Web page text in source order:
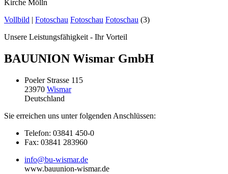
Kirche Mölln
Vollbild | Fotoschau Fotoschau Fotoschau (3)
Unsere Leistungsfähigkeit - Ihr Vorteil
BAUUNION Wismar GmbH
Poeler Strasse 115
23970 Wismar
Deutschland
Sie erreichen uns unter folgenden Anschlüssen:
Telefon: 03841 450-0
Fax: 03841 283960
info@bu-wismar.de
www.bauunion-wismar.de